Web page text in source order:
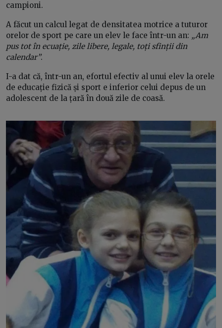
campioni.
A făcut un calcul legat de densitatea motrice a tuturor
orelor de sport pe care un elev le face într-un an: „Am
pus tot în ecuație, zile libere, legale, toți sfinții din
calendar”.
I-a dat că, într-un an, efortul efectiv al unui elev la orele
de educație fizică și sport e inferior celui depus de un
adolescent de la țară în două zile de coasă.